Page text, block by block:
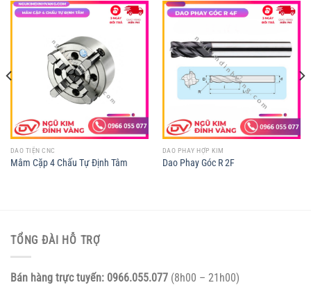
DAO TIỆN CNC
Mâm Cặp 4 Chấu Tự Định Tâm
DAO PHAY HỢP KIM
Dao Phay Góc R 2F
TỔNG ĐÀI HỖ TRỢ
Bán hàng trực tuyến: 0966.055.077 (8h00 – 21h00)